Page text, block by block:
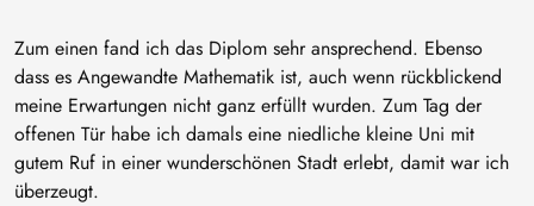
Zum einen fand ich das Diplom sehr ansprechend. Ebenso
dass es Angewandte Mathematik ist, auch wenn rückblickend
meine Erwartungen nicht ganz erfüllt wurden. Zum Tag der
offenen Tür habe ich damals eine niedliche kleine Uni mit
gutem Ruf in einer wunderschönen Stadt erlebt, damit war ich
überzeugt.